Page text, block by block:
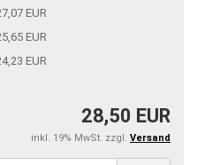
EUR
EUR
EUR
28,50 EUR
inkl. 19% MwSt. zzgl. Versand